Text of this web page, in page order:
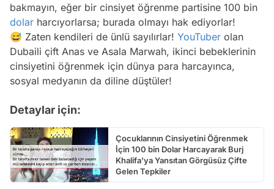
bakmayın, eğer bir cinsiyet öğrenme partisine 100 bin
dolar harcıyorlarsa; burada olmayı hak ediyorlar!
😅 Zaten kendileri de ünlü sayılırlar! YouTuber olan
Dubaili çift Anas ve Asala Marwah, ikinci bebeklerinin
cinsiyetini öğrenmek için dünya para harcayınca,
sosyal medyanın da diline düştüler!
Detaylar için:
Çocuklarının Cinsiyetini Öğrenmek
İçin 100 bin Dolar Harcayarak Burj
Khalifa'ya Yansıtan Görgüsüz Çifte
Gelen Tepkiler